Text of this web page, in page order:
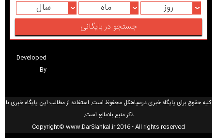
روز ماه سال
Developed
By
کلیه حقوق برای پایگاه خبری درسیاهکل محفوظ است. استفاده از مطالب این پایگاه خبری با
ذکر منبع بلامانع است.
Copyright© www.DarSiahkal.ir 2016 - All rights reserved